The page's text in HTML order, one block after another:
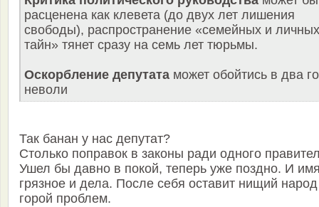
расценена как клевета (до двух лет лишения
свободы), распространение «семейных и личных
тайн» тянет сразу на семь лет тюрьмы.
Оскорбление депутата может обойтись в два
неволи
Так банан у нас депутат?
Столько поправок в законы ради одного
Ушел бы давно в покой, теперь уже поздно. И
грязное и дела. После себя оставит нищий
горой проблем.